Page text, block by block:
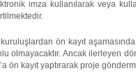
imza kullanılarak veya
ön kayıt
olmayacaktır. Ancak ilerleyen
kayıt yaptırarak proje